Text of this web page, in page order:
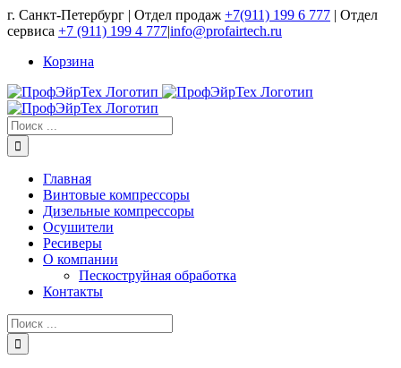
Skip
to
г. Санкт-Петербург | Отдел продаж +7(911) 199 6 777 | Отдел
сервиса +7 (911) 199 4 777|info@profairtech.ru
Корзина
Результат
поиска:
Главная
Винтовые компрессоры
Дизельные компрессоры
Осушители
Ресиверы
О компании
Пескоструйная обработка
Контакты
Результат
поиска: